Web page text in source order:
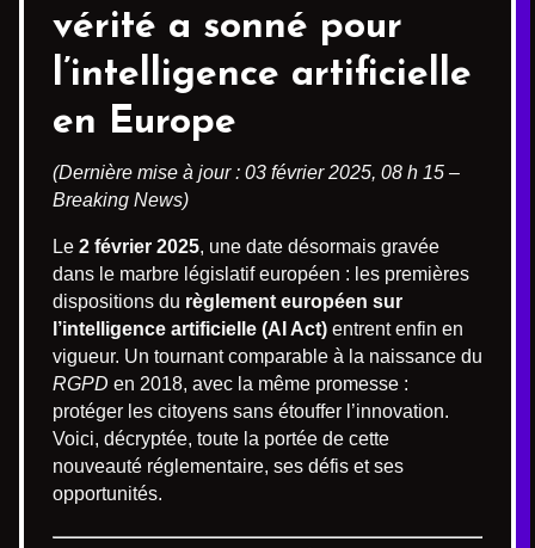
vérité a sonné pour
l’intelligence artificielle
en Europe
(Dernière mise à jour : 03 février 2025, 08 h 15 –
Breaking News)
Le 2 février 2025, une date désormais gravée
dans le marbre législatif européen : les premières
dispositions du règlement européen sur
l’intelligence artificielle (AI Act) entrent enfin en
vigueur. Un tournant comparable à la naissance du
RGPD en 2018, avec la même promesse :
protéger les citoyens sans étouffer l’innovation.
Voici, décryptée, toute la portée de cette
nouveauté réglementaire, ses défis et ses
opportunités.